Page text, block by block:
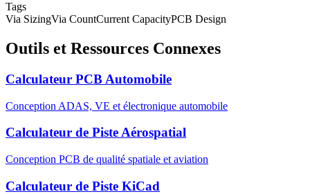
Tags
Via SizingVia CountCurrent CapacityPCB Design
Outils et Ressources Connexes
Calculateur PCB Automobile
Conception ADAS, VE et électronique automobile
Calculateur de Piste Aérospatial
Conception PCB de qualité spatiale et aviation
Calculateur de Piste KiCad